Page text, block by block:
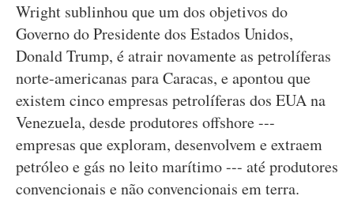
Wright sublinhou que um dos objetivos do
Governo do Presidente dos Estados Unidos,
Donald Trump, é atrair novamente as petrolíferas
norte-americanas para Caracas, e apontou que
existem cinco empresas petrolíferas dos EUA na
Venezuela, desde produtores offshore ---
empresas que exploram, desenvolvem e extraem
petróleo e gás no leito marítimo --- até produtores
convencionais e não convencionais em terra.